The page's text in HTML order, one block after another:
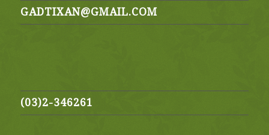
GADTIXAN@GMAIL.COM
(03)2-346261